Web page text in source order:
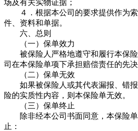
场及有关实物证据；
４．根据本公司的要求提供作为索
件、资料和单据。
六、总则
（一）保单效力
被保险人严格地遵守和履行本保险
司在本保险单项下承担赔偿责任的先决
（二）保单无效
如果被保险人或其代表漏报、错报
险的实质性内容，则本保险单无效。
（三）保单终止
除非经本公司书面同意，本保险单
止：